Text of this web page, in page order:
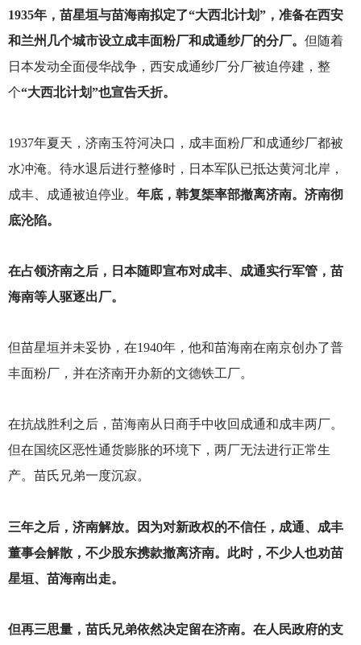
1935年，苗星垣与苗海南拟定了“大西北计划”，准备在西安
和兰州几个城市设立成丰面粉厂和成通纱厂的分厂。 但随着
日本发动全面侵华战争，西安成通纱厂分厂被迫停建，整
个“大西北计划”也宣告夭折。
1937年夏天，济南玉符河决口，成丰面粉厂和成通纱厂都被
水冲淹。待水退后进行整修时，日本军队已抵达黄河北岸，
成丰、成通被迫停业。 年底，韩复榘率部撤离济南。济南彻
底沦陷。
在占领济南之后，日本随即宣布对成丰、成通实行军管，苗
海南等人驱逐出厂。
但苗星垣并未妥协，在1940年，他和苗海南在南京创办了普
丰面粉厂，并在济南开办新的文德铁工厂。
在抗战胜利之后，苗海南从日商手中收回成通和成丰两厂。
但在国统区恶性通货膨胀的环境下，两厂无法进行正常生
产。苗氏兄弟一度沉寂。
三年之后，济南解放。因为对新政权的不信任，成通、成丰
董事会解散，不少股东携款撤离济南。此时，不少人也劝苗
星垣、苗海南出走。
但再三思量，苗氏兄弟依然决定留在济南。在人民政府的支